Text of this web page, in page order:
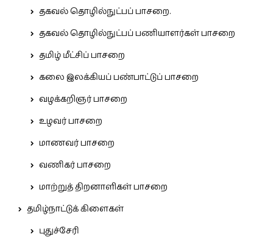
தகவல் தொழில்நுட்பப் பாசறை.
தகவல் தொழில்நுட்பப் பணியாளர்கள் பாசறை
தமிழ் மீட்சிப் பாசறை
கலை இலக்கியப் பண்பாட்டுப் பாசறை
வழக்கறிஞர் பாசறை
உழவர் பாசறை
மாணவர் பாசறை
வணிகர் பாசறை
மாற்றுத் திறனாளிகள் பாசறை
தமிழ்நாட்டுக் கிளைகள்
புதுச்சேரி